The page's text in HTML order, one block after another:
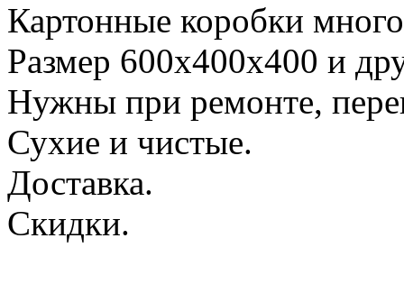
Картонные коробки
Размер 600х400х400 и
Нужны при ремонте,
Сухие и чистые.
Доставка.
Скидки.